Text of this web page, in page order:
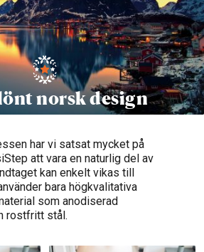
norsk design
har vi satsat mycket på
att vara en naturlig del av
kan enkelt vikas till
bara högkvalitativa
som anodiserad
rostfritt stål.